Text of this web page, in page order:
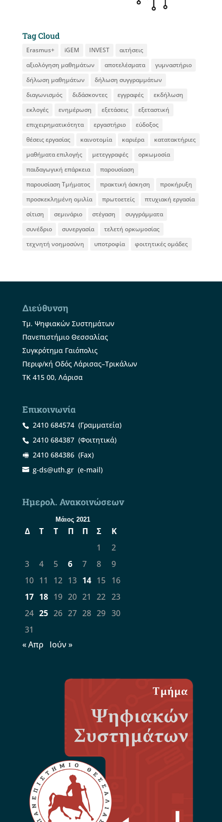
Tag Cloud
Erasmus+ iGEM INVEST
αιτήσεις
αξιολόγηση μαθημάτων
αποτελέσματα
γυμναστήριο
δήλωση μαθημάτων
δήλωση συγγραμμάτων
διαγωνισμός
διδάσκοντες εγγραφές
εκδήλωση
εκλογές
ενημέρωση εξετάσεις
εξεταστική
επιχειρηματικότητα
εργαστήριο
εύδοξος
θέσεις εργασίας
καινοτομία καριέρα
κατατακτήριες
μαθήματα επιλογής
μετεγγραφές
ορκωμοσία
παιδαγωγική επάρκεια
παρουσίαση
παρουσίαση Τμήματος
πρακτική άσκηση
προκήρυξη
προσκεκλημένη ομιλία
πρωτοετείς
πτυχιακή εργασία
σίτιση
σεμινάριο στέγαση
συγγράμματα
συνέδριο
συνεργασία
τελετή ορκωμοσίας
τεχνητή νοημοσύνη
υποτροφία φοιτητικές ομάδες
Διεύθυνση
Τμ. Ψηφιακών Συστημάτων
Πανεπιστήμιο Θεσσαλίας
Συγκρότημα Γαιόπολις
Περιφ/κή Οδός Λάρισας–Τρικάλων
ΤΚ 415 00, Λάρισα
Επικοινωνία
2410 684574(Γραμματεία)
2410 684387(Φοιτητικά)
2410 684386(Fax)
g-ds@uth.gr(e-mail)
Ημερολ. Ανακοινώσεων
Μάιος 2021
Δ Τ Τ Π Π Σ
Κ
1
2
3
4 5 6 7 8
9
10 11 12 13 14 15
16
17 18 19 20 21 22 23
24 25 26 27 28 29 30
31
« Απρ
Ιούν »